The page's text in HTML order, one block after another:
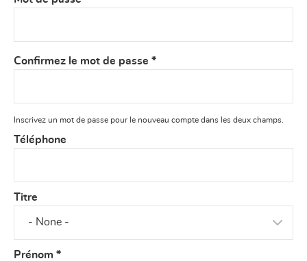
Confirmez le mot de passe *
Inscrivez un mot de passe pour le nouveau compte dans les deux champs.
Téléphone
Titre
Prénom *